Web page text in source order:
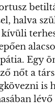
halva
Egy
nőt a
is
lévő